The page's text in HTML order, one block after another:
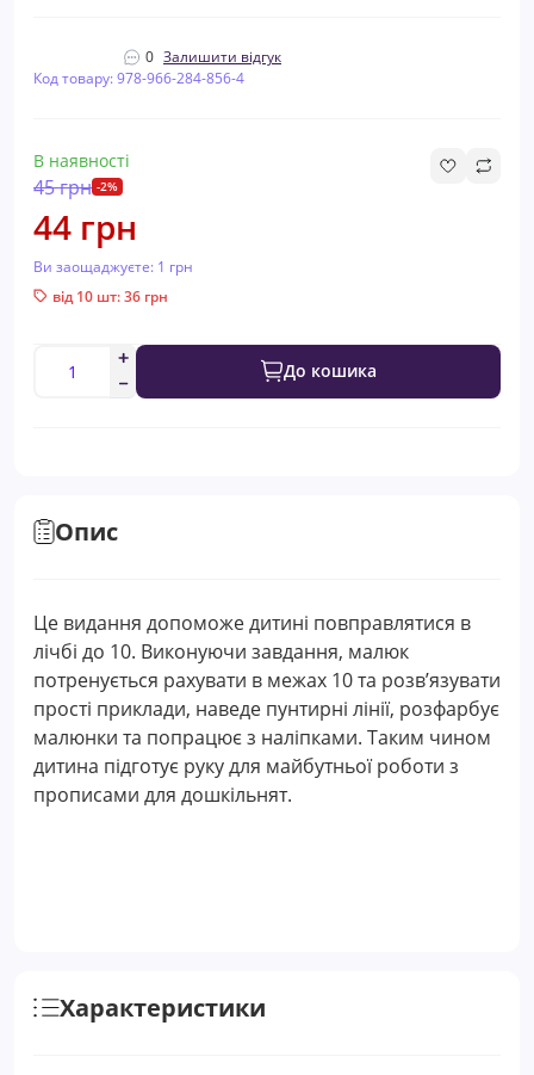
0 Залишити відгук
Код товару: 978-966-284-856-4
В наявності
45 грн -2%
44 грн
Ви заощаджуєте: 1 грн
від 10 шт: 36 грн
До кошика
Опис
Це видання допоможе дитині повправлятися в
лічбі до 10. Виконуючи завдання, малюк
потренується рахувати в межах 10 та розв’язувати
прості приклади, наведе пунтирні лінії, розфарбує
малюнки та попрацює з наліпками. Таким чином
дитина підготує руку для майбутньої роботи з
прописами для дошкільнят.
Характеристики